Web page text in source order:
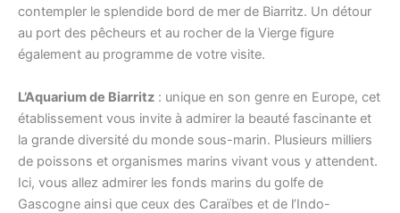
contempler le splendide bord de mer de Biarritz. Un détour
au port des pêcheurs et au rocher de la Vierge figure
également au programme de votre visite.
L’Aquarium de Biarritz : unique en son genre en Europe, cet
établissement vous invite à admirer la beauté fascinante et
la grande diversité du monde sous-marin. Plusieurs milliers
de poissons et organismes marins vivant vous y attendent.
Ici, vous allez admirer les fonds marins du golfe de
Gascogne ainsi que ceux des Caraïbes et de l’Indo-